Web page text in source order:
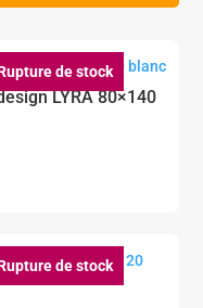
de stock
LYRA 80×140
de stock